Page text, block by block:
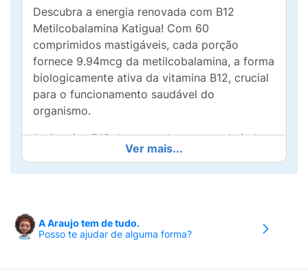
Descubra a energia renovada com B12
Metilcobalamina Katigua! Com 60
comprimidos mastigáveis, cada porção
fornece 9.94mcg da metilcobalamina, a forma
biologicamente ativa da vitamina B12, crucial
para o funcionamento saudável do
organismo.
A vitamina B12 desempenha um papel vital na
produção de glóbulos vermelhos, no suporte
ao sistema nervoso e na manutenção da
absorvida pelo corpo, garantindo que você
receba os benefícios máximos.
Ver mais...
A Araujo tem de tudo.
Posso te ajudar de alguma forma?